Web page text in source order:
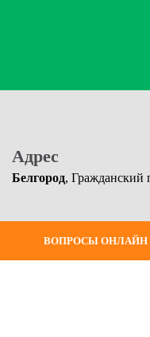
Адрес
Белгород, Гражданский
ВОПРОСЫ ОНЛАЙН